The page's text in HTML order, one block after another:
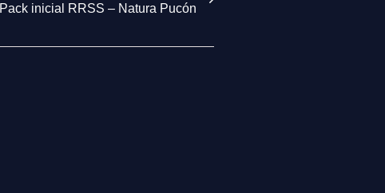
Pack inicial RRSS – Natura Pucón